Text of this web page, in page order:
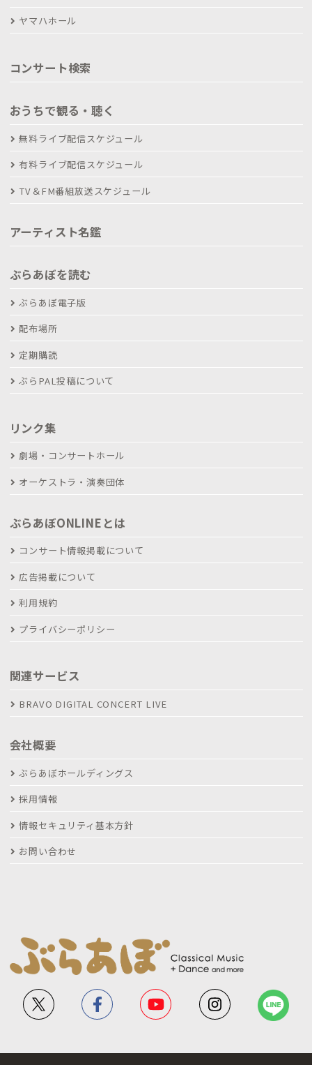
ヤマハホール
コンサート検索
おうちで観る・聴く
無料ライブ配信スケジュール
有料ライブ配信スケジュール
TV＆FM番組放送スケジュール
アーティスト名鑑
ぶらあぼを読む
ぶらあぼ電子版
配布場所
定期購読
ぶらPAL投稿について
リンク集
劇場・コンサートホール
オーケストラ・演奏団体
ぶらあぼONLINEとは
コンサート情報掲載について
広告掲載について
利用規約
プライバシーポリシー
関連サービス
BRAVO DIGITAL CONCERT LIVE
会社概要
ぶらあぼホールディングス
採用情報
情報セキュリティ基本方針
お問い合わせ